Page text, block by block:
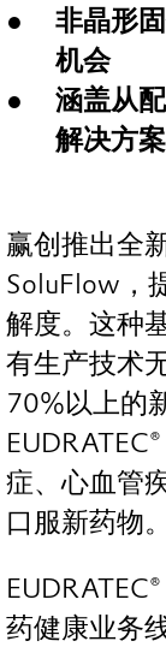
非晶形
机会
涵盖从
解决方案
赢创推出全
SoluFlow，
解度。这种
有生产技术
70%以上的
症、心血管
口服新药物。
药健康业务